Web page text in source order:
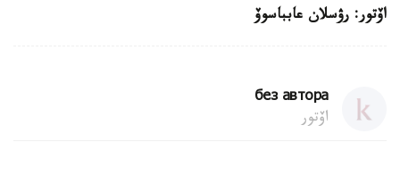
اۆتور: رۋسلان عابباسوۆ
без автора
اۆتور